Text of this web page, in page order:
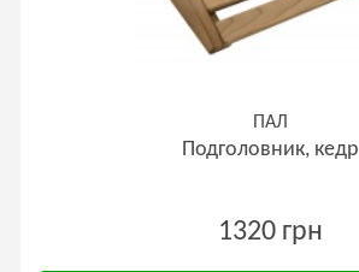
ПАЛ
Подголовник, кедр
1320 грн